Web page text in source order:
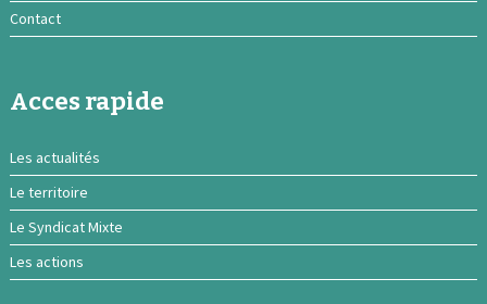
Contact
Acces rapide
Les actualités
Le territoire
Le Syndicat Mixte
Les actions